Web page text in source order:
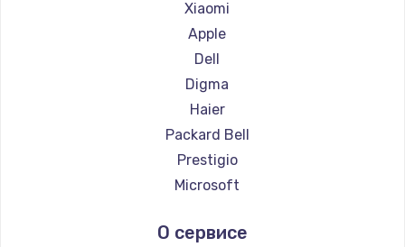
Ремонт ноутбуков Irbis
Ремонт ноутбуков Thunderobot
Ремонт ноутбуков Hasee
Ремонт ноутбуков ZTE
Ремонт ноутбуков Hiper
Ремонт ноутбуков Evga
Ремонт ноутбуков Google
Ремонт ноутбуков Echips
Ремонт ноутбуков Predator
Xiaomi
Apple
Dell
Digma
Haier
Packard Bell
Prestigio
Microsoft
Aquarius
О сервисе